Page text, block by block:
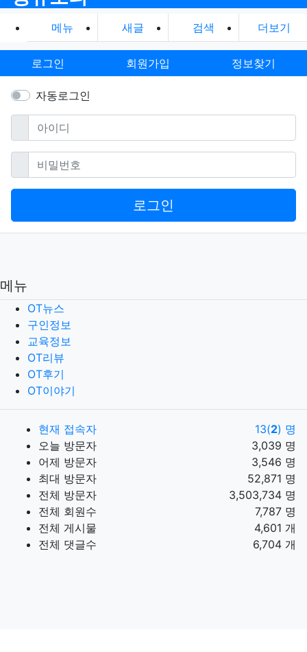
메뉴 새글 검색 더보기
로그인 회원가입 정보찾기
자동로그인
아이디필수
비밀번호필수
로그인
메뉴
OT뉴스
구인정보
교육정보
OT리뷰
OT후기
OT이야기
현재 접속자 13(2) 명
오늘 방문자
3,039 명
어제 방문자
3,546 명
최대 방문자
52,871 명
전체 방문자
3,503,734 명
전체 회원수
7,787 명
전체 게시물
4,601 개
전체 댓글수
6,704 개